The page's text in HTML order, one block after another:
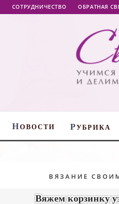
СОТРУДНИЧЕСТВО ОБРАТНАЯ
НОВОСТИ РУБРИКА
ВЯЗАНИЕ
Вяжем корзинку